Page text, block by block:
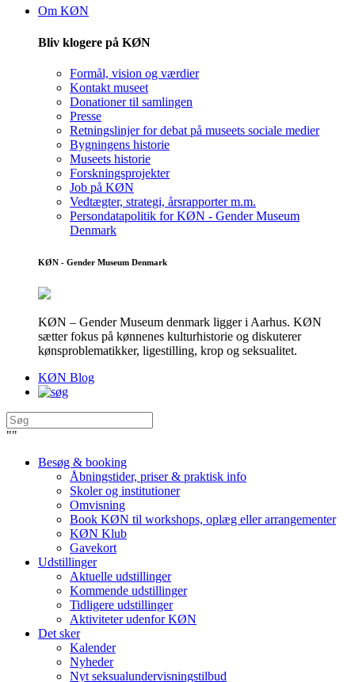
Om KØN
Bliv klogere på KØN
Formål, vision og værdier
Kontakt museet
Donationer til samlingen
Presse
Retningslinjer for debat på museets sociale medier
Bygningens historie
Museets historie
Forskningsprojekter
Job på KØN
Vedtægter, strategi, årsrapporter m.m.
Persondatapolitik for KØN - Gender Museum
Denmark
KØN - Gender Museum Denmark
KØN – Gender Museum denmark ligger i Aarhus. KØN
sætter fokus på kønnenes kulturhistorie og diskuterer
kønsproblematikker, ligestilling, krop og seksualitet.
KØN Blog
""
Besøg & booking
Åbningstider, priser & praktisk info
Skoler og institutioner
Omvisning
Book KØN til workshops, oplæg eller arrangementer
KØN Klub
Gavekort
Udstillinger
Aktuelle udstillinger
Kommende udstillinger
Tidligere udstillinger
Aktiviteter udenfor KØN
Det sker
Kalender
Nyheder
Nyt seksualundervisningstilbud